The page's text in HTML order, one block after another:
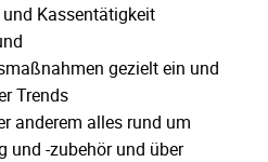
Kassentätigkeit
gezielt ein und
Trends
anderem alles rund um
und -zubehör und über